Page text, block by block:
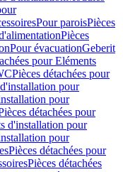
Pour paroisPièces
Pièces
Pour évacuationGeberit
pour Eléments
Pièces détachées pour
pour
pour
détachées pour
d'installation pour
pour
Pièces détachées pour
Pièces détachées